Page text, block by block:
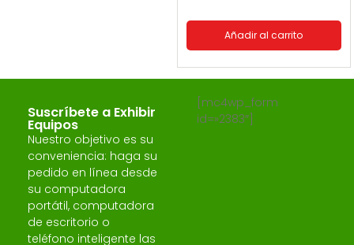
Añadir al carrito
Suscríbete a Exhibir
Equipos
Nuestro objetivo es su
conveniencia: haga su
pedido en línea desde
su computadora
portátil, computadora
de escritorio o
teléfono inteligente las
[mc4wp_form
id=»2383″]